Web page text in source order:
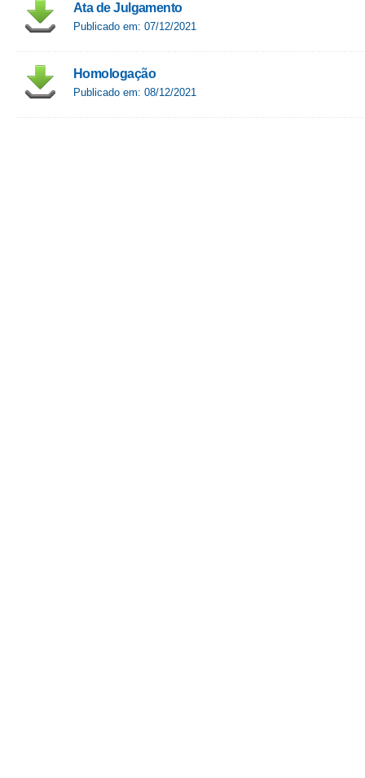
Ata de Julgamento
Publicado em: 07/12/2021
Homologação
Publicado em: 08/12/2021